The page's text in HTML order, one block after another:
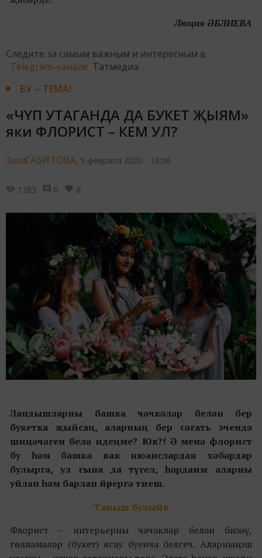
Люция ӘБЛИЕВА
Следите за самым важным и интересным в
Telegram-канале Татмедиа
БУ – ТЕМА!
«ЧҮП УТАГАНДА ДА БУКЕТ ҖЫЯМ»
яки ФЛОРИСТ – КЕМ УЛ?
Зилә САБИТОВА, 5 февраля 2020 - 16:06
1283 0 0
Ландышларны башка чәчкәләр белән бер
букетка җыйсаң, аларның бер сәгать эчендә
шиңәчәген белә идеңме? Юк?! Ә менә флорист
бу һәм башка вак нюанслардан хәбәрдар
булырга, ул гына да түгел, һәрдаим аларны
уйлап һәм барлап йөрергә тиеш.
Таныш булыйк
Флорист – интерьерны чәчәкләр белән бизәү,
гөлләмәләр (букет) ясау буенча белгеч. Аларның эш